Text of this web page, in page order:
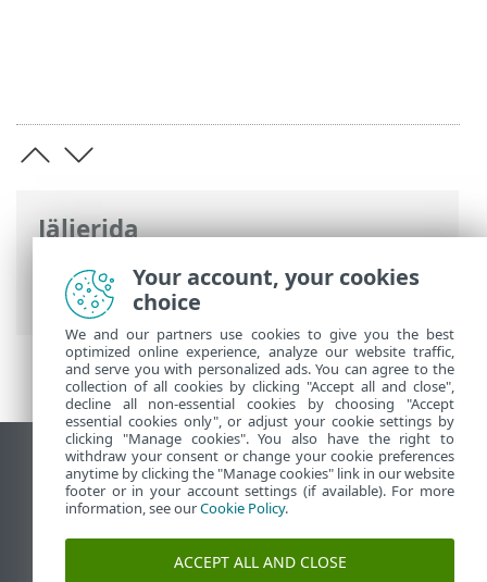
Jäljerida
ESET-i veebispikker>ESET Endpoint
Antivirus
>Ülevaade > Ennetamine
Vaata tavaarvutile mõeldud veebilehte
End of Life
ESET-i teabebaas
ESET-i foorum
Your account, your cookies
choice
We and our partners use cookies to give you the best
optimized online experience, analyze our website traffic,
and serve you with personalized ads. You can agree to the
collection of all cookies by clicking "Accept all and close",
decline all non-essential cookies by choosing "Accept
essential cookies only", or adjust your cookie settings by
clicking "Manage cookies". You also have the right to
withdraw your consent or change your cookie preferences
anytime by clicking the "Manage cookies" link in our website
footer or in your account settings (if available). For more
information, see ourCookie Policy.
ACCEPT ALL AND CLOSE